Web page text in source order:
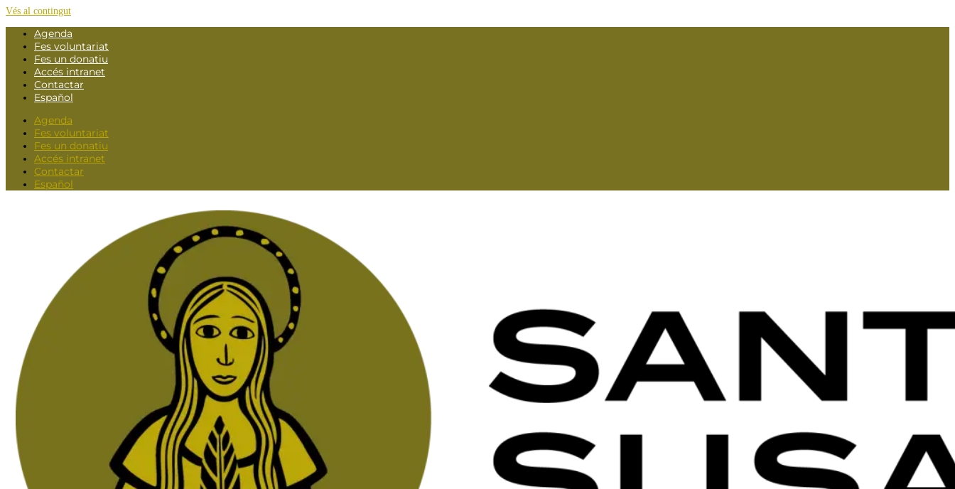
Vés al contingut
Agenda
Fes voluntariat
Fes un donatiu
Accés intranet
Contactar
Español
Agenda
Fes voluntariat
Fes un donatiu
Accés intranet
Contactar
Español